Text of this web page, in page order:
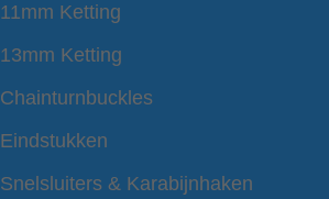
11mm Ketting
13mm Ketting
Chainturnbuckles
Eindstukken
Snelsluiters & Karabijnhaken